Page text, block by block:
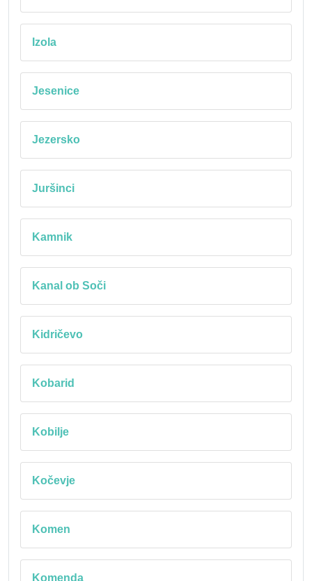
Izola
Jesenice
Jezersko
Juršinci
Kamnik
Kanal ob Soči
Kidričevo
Kobarid
Kobilje
Kočevje
Komen
Komenda